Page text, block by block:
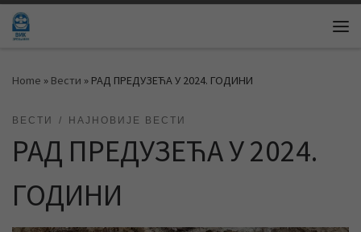
Skip to content
Home » Вести » РАД ПРЕДУЗЕЋА У 2024. ГОДИНИ
ВЕСТИ НАЈНОВИЈЕ ВЕСТИ
РАД ПРЕДУЗЕЋА У 2024.
ГОДИНИ